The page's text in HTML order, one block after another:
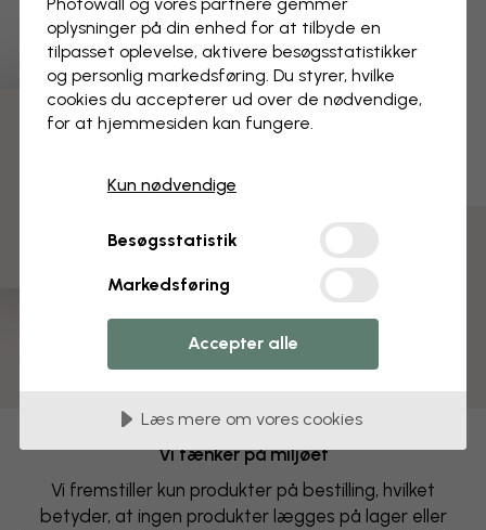
overflade, forbedret UV-beskyttelse og er mere
holdbart end almindeligt glas. Plakaten og rammen
leveres sammen, og når du sætter plakaten ind i
rammen, kan du hænge op i både stående og
liggende format.
Vi sender din pakke om 1-3 dage
Din plakat og eventuelt tilbehør pakkes forsvarligt og
leveres beskyttet i en slidstærk bølgepapkasse.
Pakken sendes inden for 1-3 arbejdsdage, altid med
gratis fragt.
Vi tænker på miljøet
Vi fremstiller kun produkter på bestilling, hvilket
betyder, at ingen produkter lægges på lager eller
oplysninger på din enhed for at tilbyde en
tilpasset oplevelse, aktivere besøgs­statistikker
og personlig markedsføring. Du styrer, hvilke
cookies du accepterer ud over de nødvendige,
for at hjemmesiden kan fungere.
Kun nødvendige
Besøgsstatistik
Markedsføring
Accepter alle
Læs mere om vores cookies